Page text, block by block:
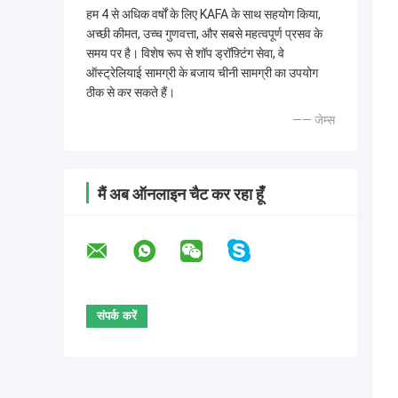
हम 4 से अधिक वर्षों के लिए KAFA के साथ सहयोग किया,
अच्छी कीमत, उच्च गुणवत्ता, और सबसे महत्वपूर्ण प्रसव के
समय पर है। विशेष रूप से शॉप ड्रॉफ़्टिंग सेवा, वे
ऑस्ट्रेलियाई सामग्री के बजाय चीनी सामग्री का उपयोग
ठीक से कर सकते हैं।
—— जेम्स
मैं अब ऑनलाइन चैट कर रहा हूँ